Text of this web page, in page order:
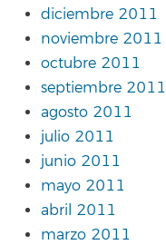
diciembre 2011
noviembre 2011
octubre 2011
septiembre 2011
agosto 2011
julio 2011
junio 2011
mayo 2011
abril 2011
marzo 2011